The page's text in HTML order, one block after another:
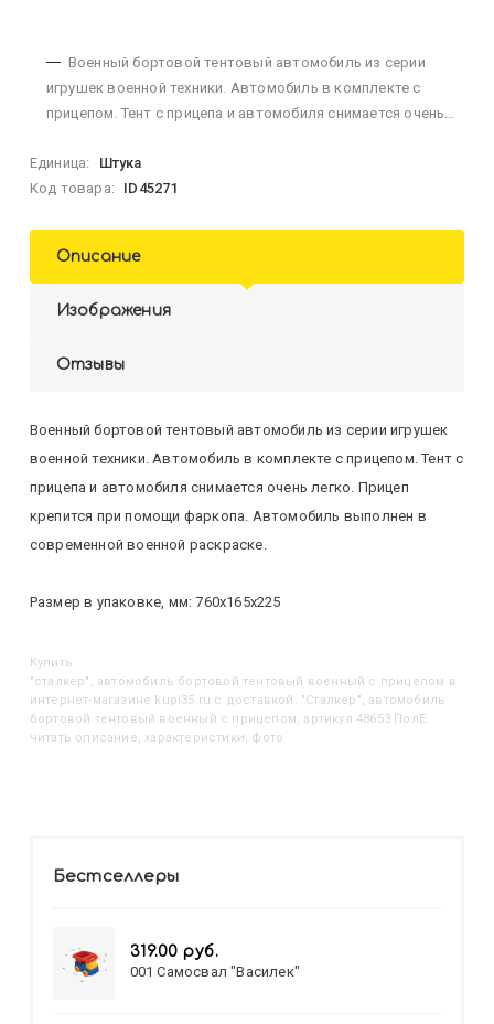
Военный бортовой тентовый автомобиль из серии
игрушек военной техники. Автомобиль в комплекте с
прицепом. Тент с прицепа и автомобиля снимается очень
выполнен в современной военной раскраске. Размер...
Единица:
Штука
Код товара:
ID45271
Описание
Изображения
Отзывы
Военный бортовой тентовый автомобиль из серии игрушек
военной техники. Автомобиль в комплекте с прицепом. Тент с
прицепа и автомобиля снимается очень легко. Прицеп
крепится при помощи фаркопа. Автомобиль выполнен в
современной военной раскраске.
Размер в упаковке, мм: 760х165х225
Купить
"Сталкер", автомобиль бортовой тентовый военный с прицепом в
интернет-магазине kupi35.ru с доставкой. "Сталкер", автомобиль
бортовой тентовый военный с прицепом, артикул 48653 ПолЕ:
читать описание, характеристики, фото
Бестселлеры
319.00 руб.
001 Самосвал "Василек"